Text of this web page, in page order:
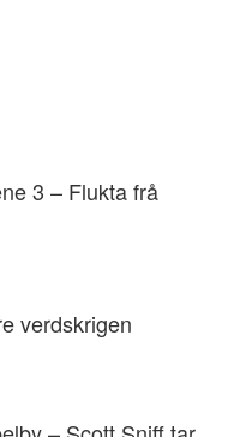
3 – Flukta frå
verdskrigen